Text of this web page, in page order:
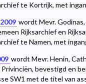
te Kortrijk, met
wordt Mevr.
Rijksarchief en
te Namen, met
wordt Mevr. Henin,
bevestigd en
SW1 met de titel van